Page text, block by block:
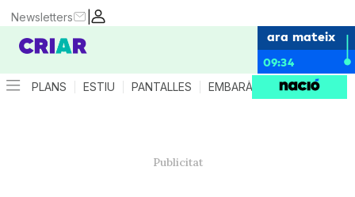
|
Newsletters
ara mateix
09:34
PLANS ESTIU PANTALLES EMBARÀS CRIANÇA